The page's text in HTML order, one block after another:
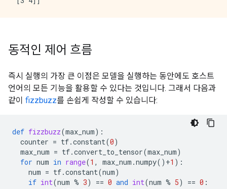
동적인 제어 흐름
즉시 실행의 가장 큰 이점은 모델을 실행하는 동안에도 호스트
언어의 모든 기능을 활용할 수 있다는 것입니다. 그래서 다음과
같이 fizzbuzz를 손쉽게 작성할 수 있습니다:
def fizzbuzz(max_num):
counter = tf.constant(0)
max_num = tf.convert_to_tensor(max_num)
for num in range(1 , max_num .numpy() +1 ):
num = tf.constant(num)
if int(num % 3) == 0 and int(num % 5) == 0 :